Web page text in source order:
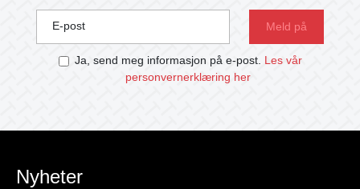
E-post
Ja, send meg informasjon på e-post. Les vår
personvernerklæring her
Nyheter